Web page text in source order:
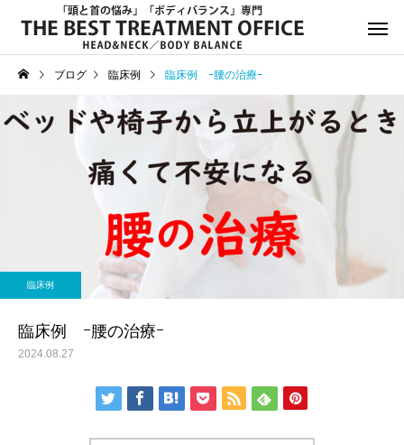
サービスサンプル4
お知らせ
年末年始休診日のお知らせ
8月13日(水)午後休診の
知らせ
ブログ 臨床例 臨床例 ｰ腰の治療ｰ
臨床例
臨床例 ｰ腰の治療ｰ
2024.08.27